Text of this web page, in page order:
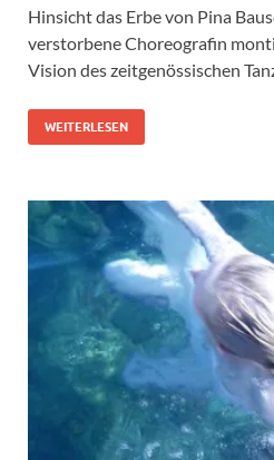
Hinsicht das Erbe von Pina
verstorbene Choreografin
Vision des zeitgenössischen
WEITERLESEN